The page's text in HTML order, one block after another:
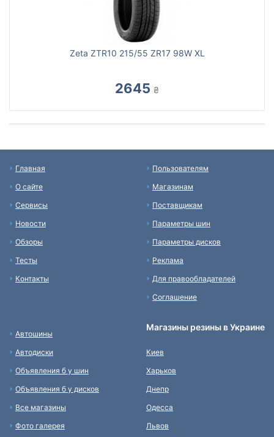
Zeta ZTR10 215/55 ZR17 98W XL
2645 ₴
Главная
О сайте
Сервисы
Новости
Обзоры
Тесты
Контакты
Пользователям
Магазинам
Поставщикам
Параметры шин
Параметры дисков
Реклама
Для правообладателей
Соглашение
Автошины
Автодиски
Объявления б у шин
Объявления б у дисков
Все магазины
Фото галерея
Магазины резины в Украине
Киев
Харьков
Днепр
Одесса
Львов